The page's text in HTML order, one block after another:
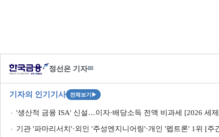
정선은 기자✉
기자의 인기기사 전체보기 ▶
'생산적 금융 ISA' 신설…이자·배당소득 전액 비과세 [2026 세
기관 '파마리서치'·외인 '주성엔지니어링'·개인 '펩트론' 1위 [주간